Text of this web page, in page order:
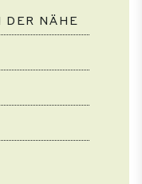
DER NÄHE